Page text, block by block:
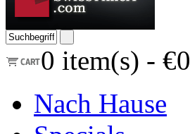
0 item(s) - €0
Nach Hause